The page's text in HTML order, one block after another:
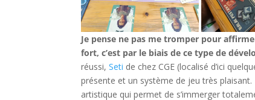
Je pense ne pas me tromper pour
fort, c’est par le biais de ce type de
réussi,Seti de chez CGE (localisé d’ici
présente et un système de jeu très
artistique qui permet de s’immerger